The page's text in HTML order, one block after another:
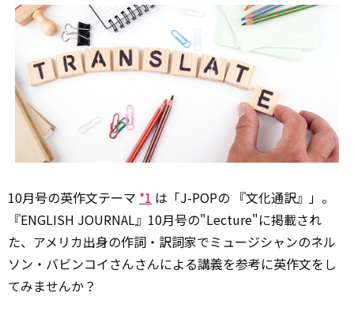
10月号の英作文テーマ *1 は「J-POPの 『文化通訳』」。
『ENGLISH JOURNAL』10月号の"Lecture"に掲載され
た、アメリカ出身の作詞・訳詞家でミュージシャンのネル
ソン・バビンコイさんさんによる講義を参考に英作文をし
てみませんか？